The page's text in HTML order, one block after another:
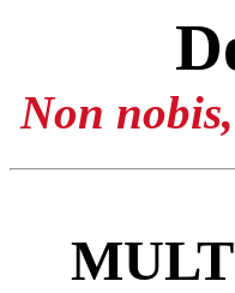
Non